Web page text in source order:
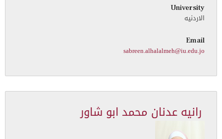
University
الاردنيه
Email
sabreen.alhalalmeh@iu.edu.jo
رانيه عدنان محمد ابو شاور